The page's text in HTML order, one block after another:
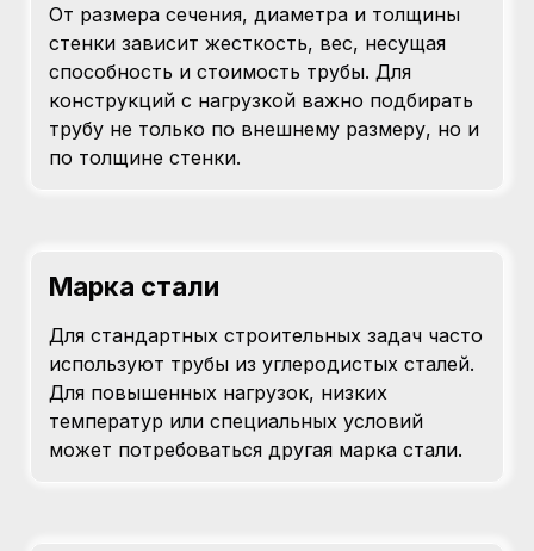
От размера сечения, диаметра и толщины
стенки зависит жесткость, вес, несущая
способность и стоимость трубы. Для
конструкций с нагрузкой важно подбирать
трубу не только по внешнему размеру, но и
по толщине стенки.
Марка стали
Для стандартных строительных задач часто
используют трубы из углеродистых сталей.
Для повышенных нагрузок, низких
температур или специальных условий
может потребоваться другая марка стали.